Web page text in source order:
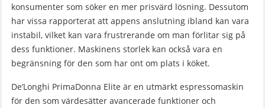
konsumenter som söker en mer prisvärd lösning. Dessutom
har vissa rapporterat att appens anslutning ibland kan vara
instabil, vilket kan vara frustrerande om man förlitar sig på
dess funktioner. Maskinens storlek kan också vara en
begränsning för den som har ont om plats i köket.
De’Longhi PrimaDonna Elite är en utmärkt espressomaskin
för den som värdesätter avancerade funktioner och